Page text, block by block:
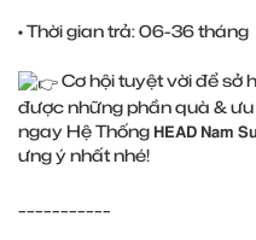
• Thời gian trả: 06-36 tháng
Cơ hội tuyệt vời để sở
được những phần quà &
ngay Hệ Thống 𝗛𝗘𝗔𝗗 𝗡𝗮𝗺
ưng ý nhất nhé!